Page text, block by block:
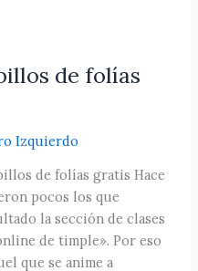
de folías
Izquierdo
de folías gratis Hace
pocos los que
la sección de clases
de timple». Por eso
que se anime a